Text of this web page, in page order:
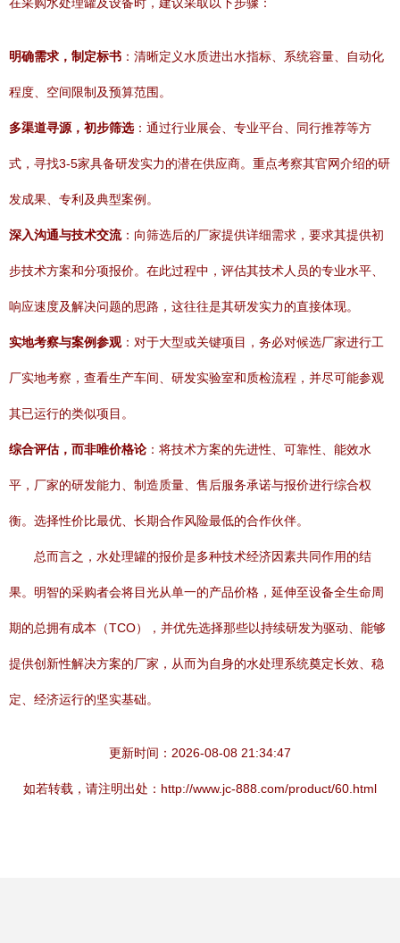
明确需求，制定标书 ：清晰定义水质进出水指标、系统容量、自动化
程度、空间限制及预算范围。
多渠道寻源，初步筛选：通过行业展会、专业平台、同行推荐等方
式，寻找3-5家具备研发实力的潜在供应商。重点考察其官网介绍的研
发成果、专利及典型案例。
深入沟通与技术交流：向筛选后的厂家提供详细需求，要求其提供初
步技术方案和分项报价。在此过程中，评估其技术人员的专业水平、
响应速度及解决问题的思路，这往往是其研发实力的直接体现。
实地考察与案例参观：对于大型或关键项目，务必对候选厂家进行工
厂实地考察，查看生产车间、研发实验室和质检流程，并尽可能参观
其已运行的类似项目。
综合评估，而非唯价格论 ：将技术方案的先进性、可靠性、能效水
平，厂家的研发能力、制造质量、售后服务承诺与报价进行综合权
衡。选择性价比最优、长期合作风险最低的合作伙伴。
总而言之，水处理罐的报价是多种技术经济因素共同作用的结
果。明智的采购者会将目光从单一的产品价格，延伸至设备全生命周
期的总拥有成本（TCO），并优先选择那些以持续研发为驱动、能够
提供创新性解决方案的厂家，从而为自身的水处理系统奠定长效、稳
定、经济运行的坚实基础。
更新时间：2026-08-08 21:34:47
如若转载，请注明出处：http://www.jc-888.com/product/60.html